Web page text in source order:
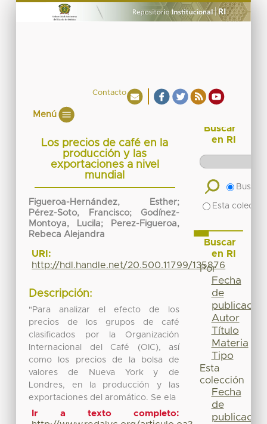
Contacto
Menú
Los precios de café en la
producción y las
exportaciones a nivel
mundial
Figueroa-Hernández, Esther;
Pérez-Soto, Francisco; Godínez-
Montoya, Lucila; Perez-Figueroa,
Rebeca Alejandra
URI:
http://hdl.handle.net/20.500.11799/135876
Descripción:
"Para analizar el efecto de los
precios de los grupos de café
clasificados por la Organización
Internacional del Café (OIC), así
como los precios de la bolsa de
valores de Nueva York y de
Londres, en la producción y las
exportaciones del aromático. Se ela
Ir a texto completo:
Buscar
en RI
Buscar
Esta
Buscar
en RI
Por
Fecha
de
publicación
Autor
Título
Materia
Tipo
Esta
colección
Fecha
de
publicación